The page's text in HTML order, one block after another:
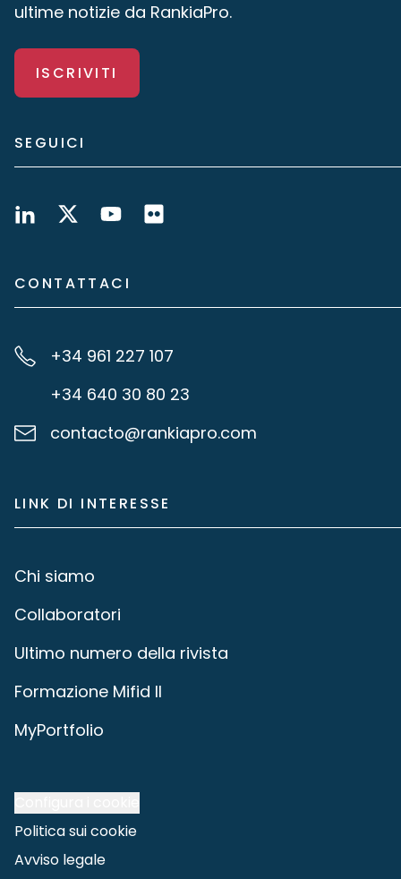
ultime notizie da RankiaPro.
ISCRIVITI
SEGUICI
CONTATTACI
+34 961 227 107
+34 640 30 80 23
contacto@rankiapro.com
LINK DI INTERESSE
Chi siamo
Collaboratori
Ultimo numero della rivista
Formazione Mifid II
MyPortfolio
Politica sui cookie
Avviso legale